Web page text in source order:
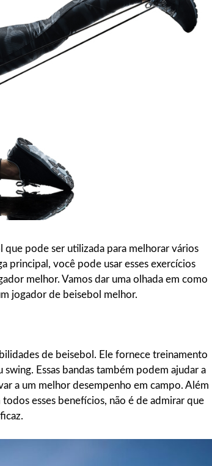
pode ser utilizada para melhorar vários
principal, você pode usar esses exercícios
melhor. Vamos dar uma olhada em como
jogador de beisebol melhor.
de beisebol. Ele fornece treinamento
Essas bandas também podem ajudar a
a um melhor desempenho em campo. Além
esses benefícios, não é de admirar que